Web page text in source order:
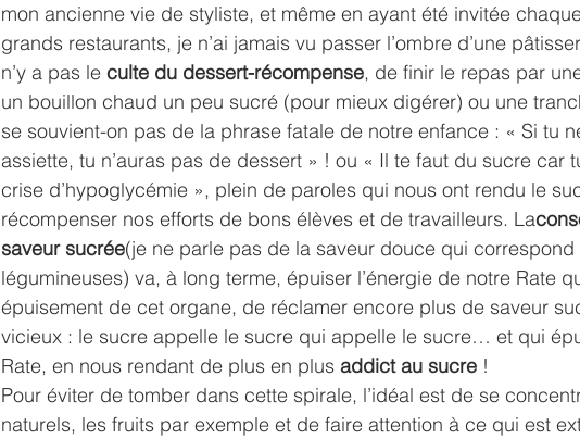
mon ancienne vie de styliste, et même en ayant été invitée
grands restaurants, je n’ai jamais vu passer l’ombre d’une
n’y a pas le culte du dessert-récompense, de finir le repas par
un bouillon chaud un peu sucré (pour mieux digérer) ou une
se souvient-on pas de la phrase fatale de notre enfance : « Si tu
assiette, tu n’auras pas de dessert » ! ou « Il te faut du sucre car
crise d’hypoglycémie », plein de paroles qui nous ont rendu le
récompenser nos efforts de bons élèves et de travailleurs. La
saveur sucrée(je ne parle pas de la saveur douce qui
légumineuses) va, à long terme, épuiser l’énergie de notre Rate
épuisement de cet organe, de réclamer encore plus de saveur
vicieux : le sucre appelle le sucre qui appelle le sucre… et qui
Rate, en nous rendant de plus en plus addict au sucre !
Pour éviter de tomber dans cette spirale, l’idéal est de se
naturels, les fruits par exemple et de faire attention à ce qui est